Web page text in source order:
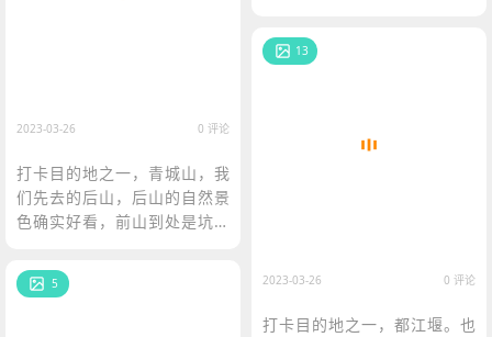
2023-03-26 0 评论
打卡目的地之一，青城山，我
们先去的后山，后山的自然景
色确实好看，前山到处是坑，
13
2023-03-26 0 评论
打卡目的地之一，都江堰。也
5